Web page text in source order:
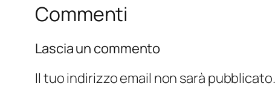
Commenti
Lascia un commento
Il tuo indirizzo email non sarà pubblicato.